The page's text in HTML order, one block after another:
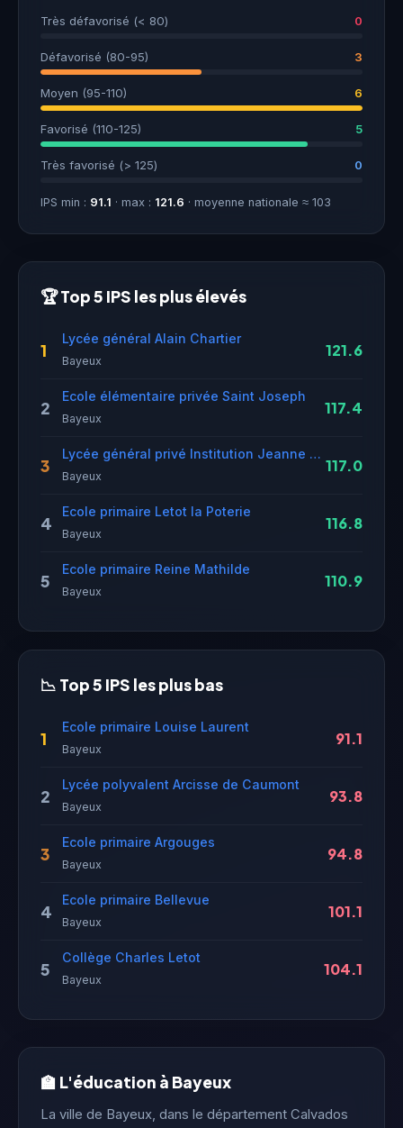
Très défavorisé (< 80) 0
Défavorisé (80-95) 3
Moyen (95-110) 6
Favorisé (110-125) 5
Très favorisé (> 125) 0
IPS min : 91.1 · max : 121.6 · moyenne nationale ≈ 103
🏆 Top 5 IPS les plus élevés
1
Lycée général Alain Chartier
Bayeux
121.6
2
Ecole élémentaire privée Saint Joseph
Bayeux
117.4
3
Lycée général privé Institution Jeanne d'Arc
Bayeux
117.0
4
Ecole primaire Letot la Poterie
Bayeux
116.8
5
Ecole primaire Reine Mathilde
Bayeux
110.9
📉 Top 5 IPS les plus bas
1
Ecole primaire Louise Laurent
Bayeux
91.1
2
Lycée polyvalent Arcisse de Caumont
Bayeux
93.8
3
Ecole primaire Argouges
Bayeux
94.8
4
Ecole primaire Bellevue
Bayeux
101.1
5
Collège Charles Letot
Bayeux
104.1
🏫 L'éducation à Bayeux
La ville de Bayeux, dans le département Calvados